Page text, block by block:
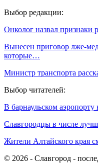
Выбор редакции:
Онколог назвал признаки
Вынесен приговор лже-
которые…
Министр транспорта
Выбор читателей:
В барнаульском
Славгородцы в числе
Жители Алтайского края
© 2026 - Славгород -